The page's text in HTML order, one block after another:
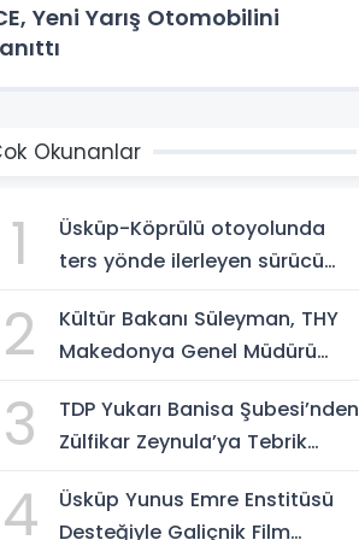
Yeni Yarış Otomobilini
Okunanlar
1
Üsküp-Köprülü otoyolunda
ters yönde ilerleyen sürücü
2
Kültür Bakanı Süleyman, THY
Makedonya Genel Müdürü
3
TDP Yukarı Banisa Şubesi’nden
Zülfikar Zeynula’ya Tebrik
4
Üsküp Yunus Emre Enstitüsü
Desteğiyle Galiçnik Film